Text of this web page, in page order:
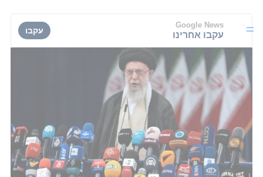
Google News
עקבו אחרינו עקבו